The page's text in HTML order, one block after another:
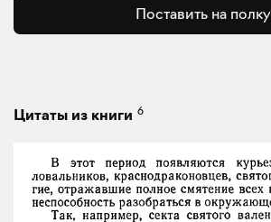
Поставить на полку
Цитаты из книги 6